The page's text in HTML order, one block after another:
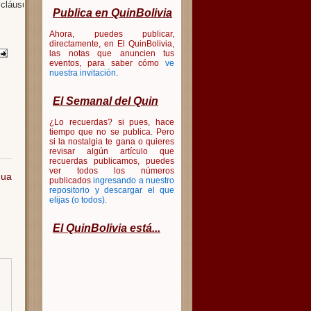
Publica en QuinBolivia
Ahora, puedes publicar,
directamente, en El QuinBolivia,
las notas que anuncien tus
eventos, para saber cómo ve
nuestra invitación.
El Semanal del Quin
¿Lo recuerdas? si pues, hace
tiempo que no se publica. Pero
si la nostalgia te gana o quieres
revisar algún artículo que
recuerdas publicamos, puedes
ver todos los números
publicados ingresando a nuestro
repositorio y descargar el que
elijas (o todos).
El QuinBolivia está...